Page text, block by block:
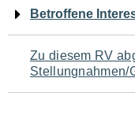
den
Seiteninhalt
Betroffene
Zu diesem RV
Stellungnahmen/